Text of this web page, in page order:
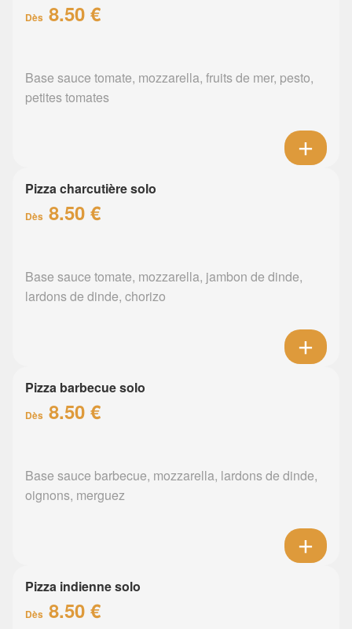
Dès 8.50 €
Base sauce tomate, mozzarella, fruits de mer, pesto,
petites tomates
Pizza charcutière solo
Dès 8.50 €
Base sauce tomate, mozzarella, jambon de dinde,
lardons de dinde, chorizo
Pizza barbecue solo
Dès 8.50 €
Base sauce barbecue, mozzarella, lardons de dinde,
oignons, merguez
Pizza indienne solo
Dès 8.50 €